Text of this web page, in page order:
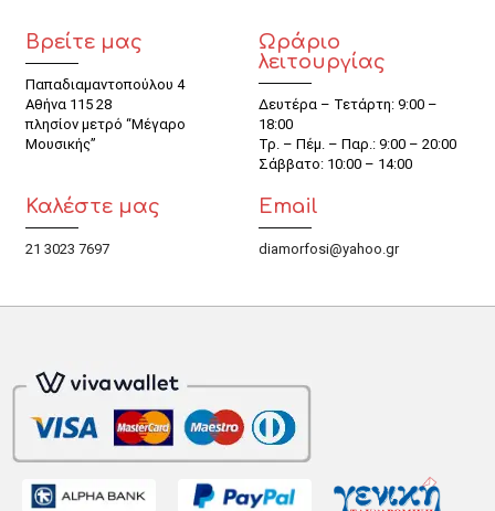
Βρείτε μας
Παπαδιαμαντοπούλου 4
Αθήνα 115 28
πλησίον μετρό “Μέγαρο
Μουσικής”
Ωράριο
λειτουργίας
Δευτέρα – Τετάρτη: 9:00 –
18:00
Τρ. – Πέμ. – Παρ.: 9:00 – 20:00
Σάββατο: 10:00 – 14:00
Καλέστε μας
21 3023 7697
Email
diamorfosi@yahoo.gr